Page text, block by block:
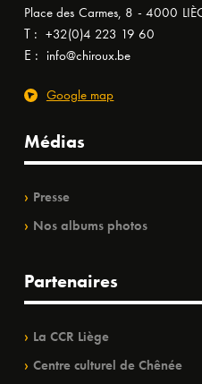
Place des Carmes, 8 - 4000
T : +32(0)4 223 19 60
E : info@chiroux.be
Google map
Médias
Presse
Nos albums photos
Partenaires
La CCR Liège
Centre culturel de Chênée